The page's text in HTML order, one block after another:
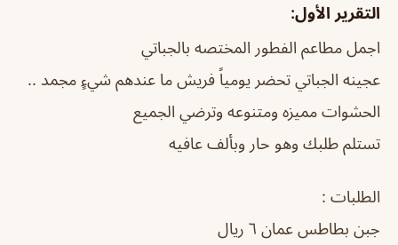
التقرير الأول:
اجمل مطاعم الفطور المختصه بالجباتي
عجينه الجباتي تحضر يومياً فريش ما عندهم شيءٍ مجمد ..
الحشوات مميزه ومتنوعه وترضي الجميع
تستلم طلبك وهو حار وبألف عافيه
الطلبات :
جبن بطاطس عمان ٦ ريال